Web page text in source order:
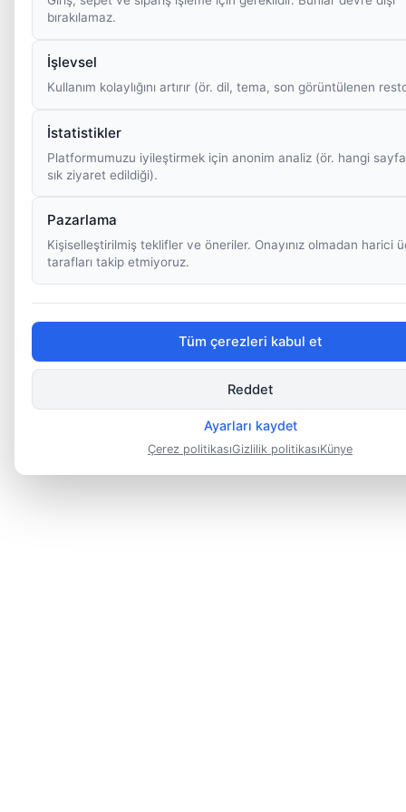
bırakılamaz.
İşlevsel
Kullanım kolaylığını artırır (ör. dil, tema, son görüntülenen
İstatistikler
Platformumuzu iyileştirmek için anonim analiz (ör. hangi
sık ziyaret edildiği).
Pazarlama
Kişiselleştirilmiş teklifler ve öneriler. Onayınız olmadan harici
tarafları takip etmiyoruz.
Tüm çerezleri kabul et
Reddet
Ayarları kaydet
Çerez politikasıGizlilik politikasıKünye